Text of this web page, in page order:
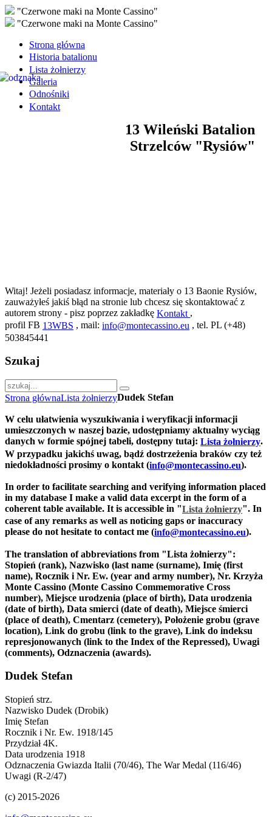
"Czerwone maki na Monte Cassino"
"Czerwone maki na Monte Cassino"
Strona główna
Historia batalionu
Lista żołnierzy
Galeria
Odnośniki
Kontakt
13 Wileński Batalion
Strzelców "Rysiów"
Witaj! Jeżeli posiadasz informacje, materiały o 13 Baonie Rysiów,
zauważyłeś jakiś błąd na stronie lub chcesz się skontaktować z
autorem strony - pisz poprzez zakładkę Kontakt ,
profil FB 13WBS , mail: info@montecassino.eu , tel. PL (+48)
503845441
Szukaj
Strona głównaLista żołnierzyDudek Stefan
W celu ułatwienia wyszukiwania i weryfikacji informacji
umieszczonych w naszej bazie, udostępniamy aktualny wyciąg
danych w formie spójnej tabeli, dostępny tutaj: Lista żołnierzy.
W przypadku jakichś uwag, bądź dostrzeżenia braków czy też
niedokładności prosimy o kontakt (info@montecassino.eu).
In order to facilitate searching and verifying information placed
in my database I make a valid data excerpt in the form of a
coherent table available. It is accessible in "Lista żołnierzy". In
case of any remarks as well as noticing gaps or inaccuracy
please do not hesitate to contact me (info@montecassino.eu).
The translation of abbreviations from "Lista żołnierzy":
Stopień (rank), Nazwisko (last name (surname), Imię (first
name), Rocznik i Nr. Ew. (year and army number), Nr. Krzyża
Monte Cassino (Monte Cassino Commemorative Cross
number), Miejsce urodzenia (place of birth), Data urodzenia
(date of birth), Data smierci (date of death), Miejsce śmierci
(place of death), Cmentarz (cemetery), Położenie grobu (grave
location), Link do grobu (link to the grave), Link do indeksu
represjonowanych (link to the Index of the Repressed), Uwagi
(comments), Odznaczenia (awards).
Dudek Stefan
Stopień strz.
Nazwisko Dudek (Drobik)
Imię Stefan
Rocznik i Nr. Ew. 1918/145
Przydział 4K.
Data urodzenia 1918
Odznaczenia Gwiazda Italii (70/46), The War Medal (116/46)
Uwagi (R-2/47)
(c) 2015-2026